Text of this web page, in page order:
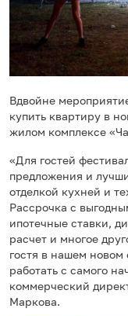
Вдвойне
купить квартиру в
жилом комплексе
«Для гостей
предложения и
отделкой кухней и
Рассрочка с
ипотечные ставки,
расчет и многое
гостя в нашем
работать с самого
коммерческий
Маркова.